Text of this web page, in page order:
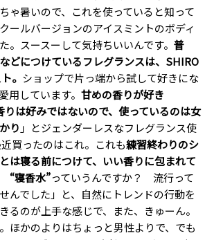
ゃ暑いので、これを使っていると知って
ールバージョンのアイスミントのボディ
。スースーして気持ちいいんです。 普
どにつけているフレグランスは、 SHIRO
。 ショップで片っ端から試して好きにな
用しています。 甘めの香りが好き
りは好みではないので、使っているのは女
り 」とジェンダーレスなフレグランス使
買ったのはこれ。これも練習終わりのシ
は寝る前につけて、いい香りに包まれて
“寝香水”っていうんですか？ 流行って
んでした」と、自然にトレンドの行動を
るのが上手な感じで、また、きゅーん。
ほかのよりはちょっと男性よりで、でも